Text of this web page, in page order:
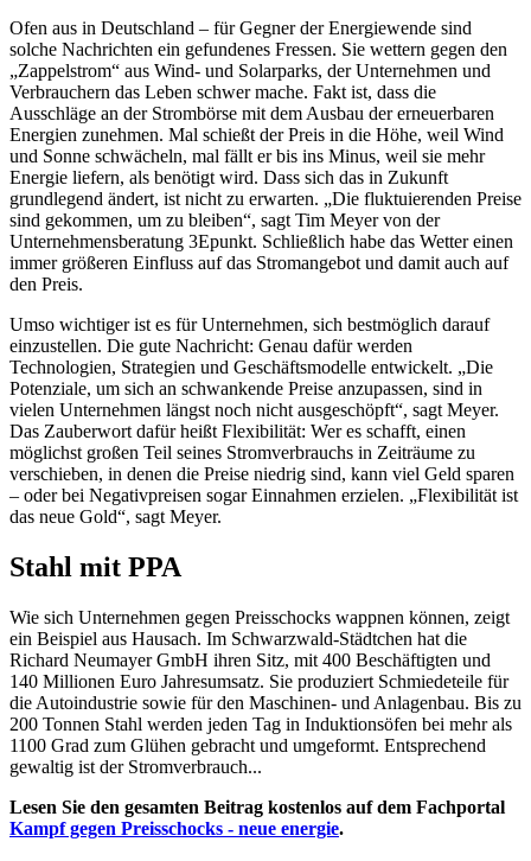
Ofen aus in Deutschland – für Gegner der Energiewende sind
solche Nachrichten ein gefundenes Fressen. Sie wettern gegen den
„Zappelstrom“ aus Wind- und Solarparks, der Unternehmen und
Verbrauchern das Leben schwer mache. Fakt ist, dass die
Ausschläge an der Strombörse mit dem Ausbau der erneuerbaren
Energien zunehmen. Mal schießt der Preis in die Höhe, weil Wind
und Sonne schwächeln, mal fällt er bis ins Minus, weil sie mehr
Energie liefern, als benötigt wird. Dass sich das in Zukunft
grundlegend ändert, ist nicht zu erwarten. „Die fluktuierenden Preise
sind gekommen, um zu bleiben“, sagt Tim Meyer von der
Unternehmensberatung 3Epunkt. Schließlich habe das Wetter einen
immer größeren Einfluss auf das Stromangebot und damit auch auf
den Preis.
Umso wichtiger ist es für Unternehmen, sich bestmöglich darauf
einzustellen. Die gute Nachricht: Genau dafür werden
Technologien, Strategien und Geschäftsmodelle entwickelt. „Die
Potenziale, um sich an schwankende Preise anzupassen, sind in
vielen Unternehmen längst noch nicht ausgeschöpft“, sagt Meyer.
Das Zauberwort dafür heißt Flexibilität: Wer es schafft, einen
möglichst großen Teil seines Stromverbrauchs in Zeiträume zu
verschieben, in denen die Preise niedrig sind, kann viel Geld sparen
– oder bei Negativpreisen sogar Einnahmen erzielen. „Flexibilität ist
das neue Gold“, sagt Meyer.
Stahl mit PPA
Wie sich Unternehmen gegen Preisschocks wappnen können, zeigt
ein Beispiel aus Hausach. Im Schwarzwald-Städtchen hat die
Richard Neumayer GmbH ihren Sitz, mit 400 Beschäftigten und
140 Millionen Euro Jahresumsatz. Sie produziert Schmiedeteile für
die Autoindustrie sowie für den Maschinen- und Anlagenbau. Bis zu
200 Tonnen Stahl werden jeden Tag in Induktionsöfen bei mehr als
1100 Grad zum Glühen gebracht und umgeformt. Entsprechend
gewaltig ist der Stromverbrauch...
Lesen Sie den gesamten Beitrag kostenlos auf dem Fachportal
Kampf gegen Preisschocks - neue energie.